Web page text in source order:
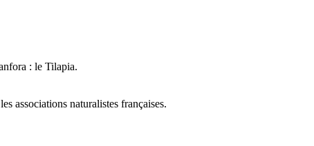
: le Tilapia.
associations naturalistes françaises.